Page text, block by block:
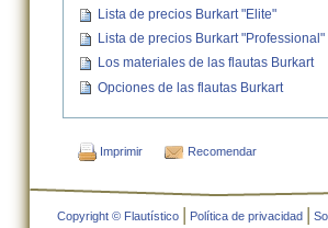
Lista de precios Burkart "Elite"
Lista de precios Burkart "Professional"
Los materiales de las flautas Burkart
Opciones de las flautas Burkart
Imprimir Recomendar
Copyright © Flautístico | Política de privacidad |